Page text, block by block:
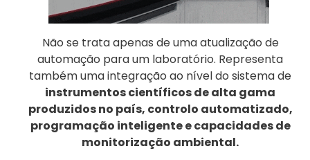
Não se trata apenas de uma atualização de
automação para um laboratório. Representa
também uma integração ao nível do sistema de
instrumentos científicos de alta gama
produzidos no país, controlo automatizado,
programação inteligente e capacidades de
monitorização ambiental.